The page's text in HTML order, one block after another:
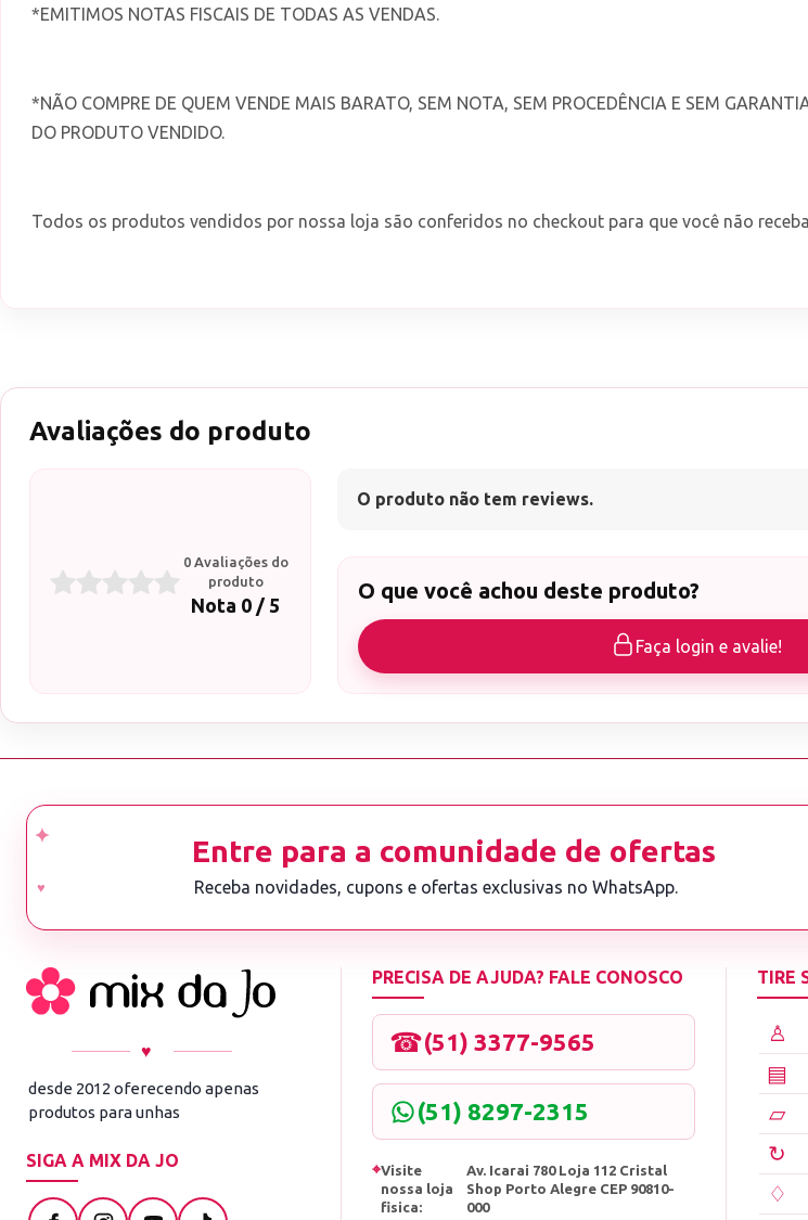
*EMITIMOS NOTAS FISCAIS DE TODAS AS VENDAS.
*NÃO COMPRE DE QUEM VENDE MAIS BARATO, SEM NOTA, SEM PROCEDÊNCIA E SEM
DO PRODUTO VENDIDO.
Todos os produtos vendidos por nossa loja são conferidos no checkout para que você não
Avaliações do produto
0 Avaliações do
produto
Nota 0 / 5
O produto não tem reviews.
O que você achou deste produto?
Faça login e avalie!
Entre para a comunidade de ofertas
Receba novidades, cupons e ofertas exclusivas no WhatsApp.
♥
desde 2012 oferecendo apenas
produtos para unhas
SIGA A MIX DA JO
PRECISA DE AJUDA? FALE CONOSCO
☎(51) 3377-9565
(51) 8297-2315
⌖Visite
nossa loja
fisica:
Av. Icarai 780 Loja 112 Cristal
Shop Porto Alegre CEP 90810-
000
TIRE
♙
▤
▱
↻
♢